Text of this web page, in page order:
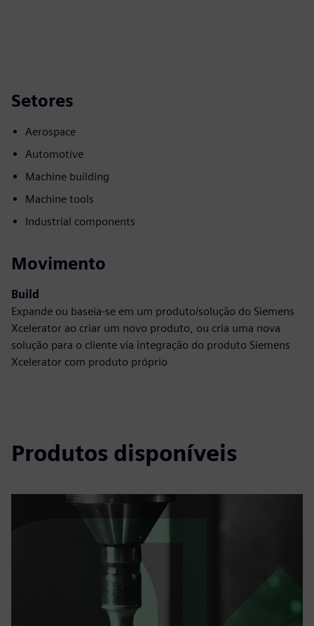
Setores
Aerospace
Automotive
Machine building
Machine tools
Industrial components
Movimento
Build
Expande ou baseia-se em um produto/solução do Siemens
Xcelerator ao criar um novo produto, ou cria uma nova
solução para o cliente via integração do produto Siemens
Xcelerator com produto próprio
Produtos disponíveis